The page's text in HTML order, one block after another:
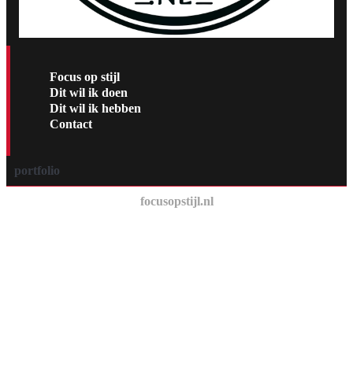
Focus op stijl
Dit wil ik doen
Dit wil ik hebben
Contact
portfolio
focusopstijl.nl